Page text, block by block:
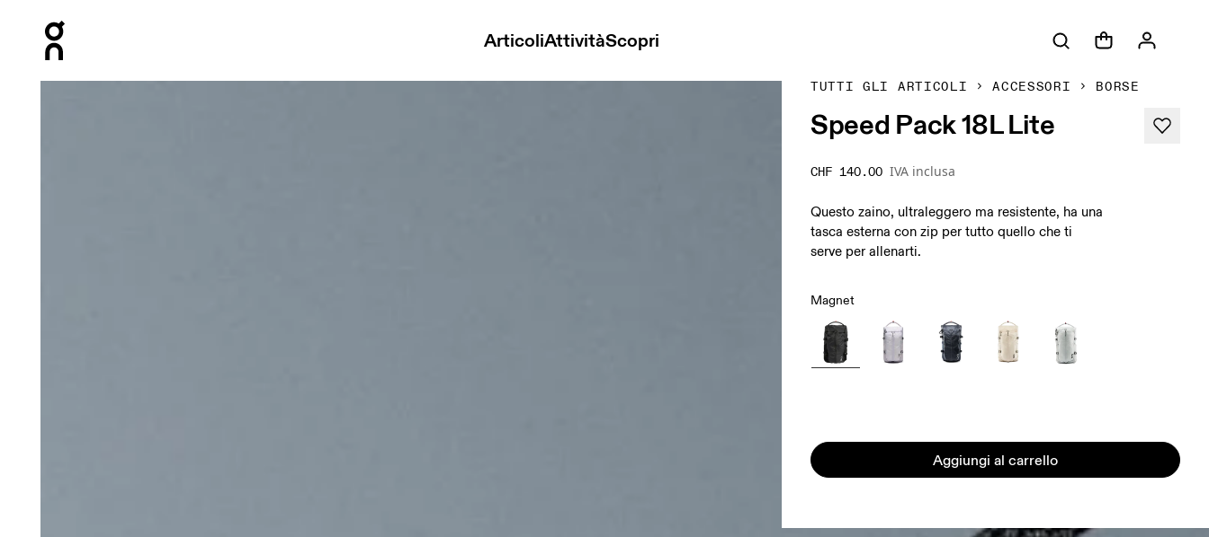
ArticoliAttivitàScopri
TUTTI GLI ARTICOLI ACCESSORI BORSE
Speed Pack 18L Lite
CHF 140.00 IVA inclusa
Questo zaino, ultraleggero ma resistente, ha una
tasca esterna con zip per tutto quello che ti
serve per allenarti.
Magnet
Aggiungi al carrello